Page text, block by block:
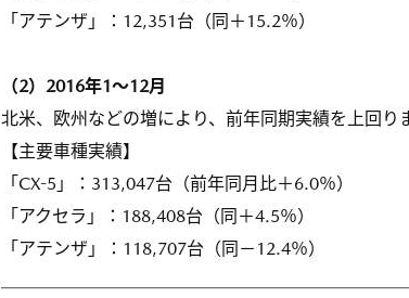
「アテンザ」：12,351台（同＋15.2％）
（2）2016年1～12月
北米、欧州などの増により、前年同期実績を上回り
【主要車種実績】
「CX-5」：313,047台（前年同月比＋6.0％）
「アクセラ」：188,408台（同＋4.5％）
「アテンザ」：118,707台（同－12.4％）